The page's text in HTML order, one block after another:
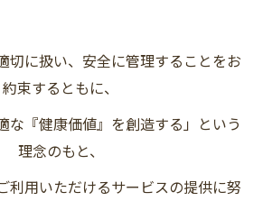
切に扱い、安全に管理することをお
約束するともに、
な『健康価値』を創造する」という
理念のもと、
利用いただけるサービスの提供に努